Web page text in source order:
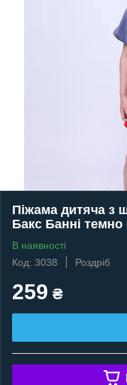
Піжама дитяча з
Бакс Банні темно
В наявності
Код: 3038
Роздріб
259 ₴